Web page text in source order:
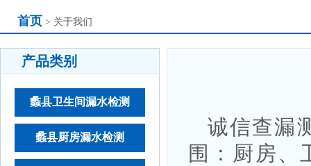
首页 > 关于我们
产品类别
蠡县卫生间漏水检测
蠡县厨房漏水检测
诚信查漏
围：厨房、